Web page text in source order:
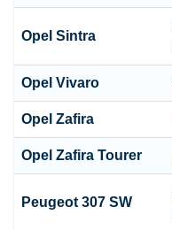
Opel Sintra
Opel Vivaro
Opel Zafira
Opel Zafira Tourer
Peugeot 307 SW